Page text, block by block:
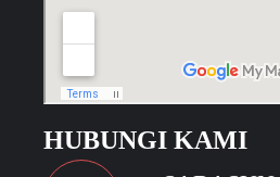
HUBUNGI KAMI